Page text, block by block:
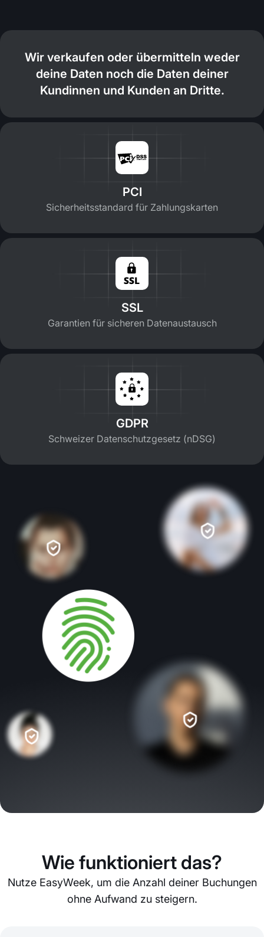
Wir verkaufen oder übermitteln weder
deine Daten noch die Daten deiner
Kundinnen und Kunden an Dritte.
PCI
Sicherheitsstandard für Zahlungskarten
SSL
Garantien für sicheren Datenaustausch
GDPR
Schweizer Datenschutzgesetz (nDSG)
Wie funktioniert das?
Nutze EasyWeek, um die Anzahl deiner Buchungen
ohne Aufwand zu steigern.